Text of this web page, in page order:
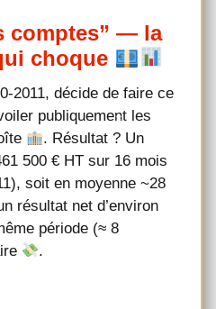
comptes” — la
choque
2011, décide de faire ce
publiquement les
. Résultat ? Un
500 € HT sur 16 mois
soit en moyenne ~28
résultat net d’environ
période (≈ 8
.